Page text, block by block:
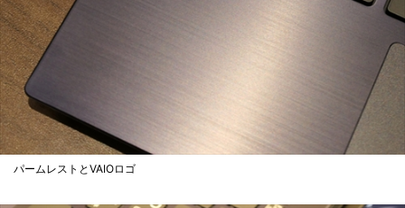
パームレストとVAIOロゴ